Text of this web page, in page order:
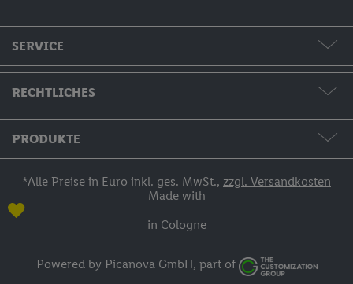
SERVICE
Hilfe & Kontakt
Bestellstatus
Zahlung
RECHTLICHES
PRODUKTE
Fotos & Grußkarten
Fotobücher
*Alle Preise in Euro inkl. ges. MwSt., zzgl. Versandkosten
Made with
in Cologne
Powered by Picanova GmbH, part of